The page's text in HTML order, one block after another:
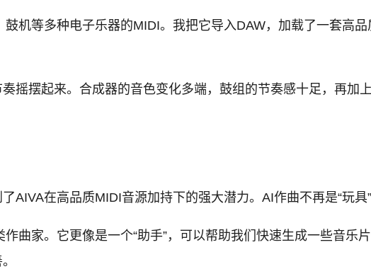
机等多种电子乐器的MIDI。我把它导入DAW，加载了一套高
摇摆起来。合成器的音色变化多端，鼓组的节奏感十足，再加
AIVA在高品质MIDI音源加持下的强大潜力。AI作曲不再是“玩具
曲家。它更像是一个“助手”，可以帮助我们快速生成一些音